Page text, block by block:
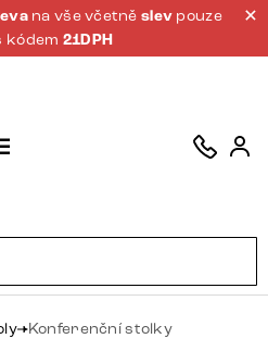
na vše včetněslev pouze
kódem 21DPH
Konferenční stolky